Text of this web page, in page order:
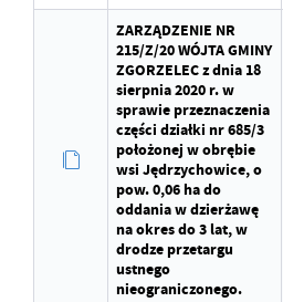
ZARZĄDZENIE NR
215/Z/20 WÓJTA GMINY
ZGORZELEC z dnia 18
sierpnia 2020 r. w
sprawie przeznaczenia
części działki nr 685/3
położonej w obrębie
wsi Jędrzychowice, o
pow. 0,06 ha do
oddania w dzierżawę
na okres do 3 lat, w
drodze przetargu
ustnego
nieograniczonego.